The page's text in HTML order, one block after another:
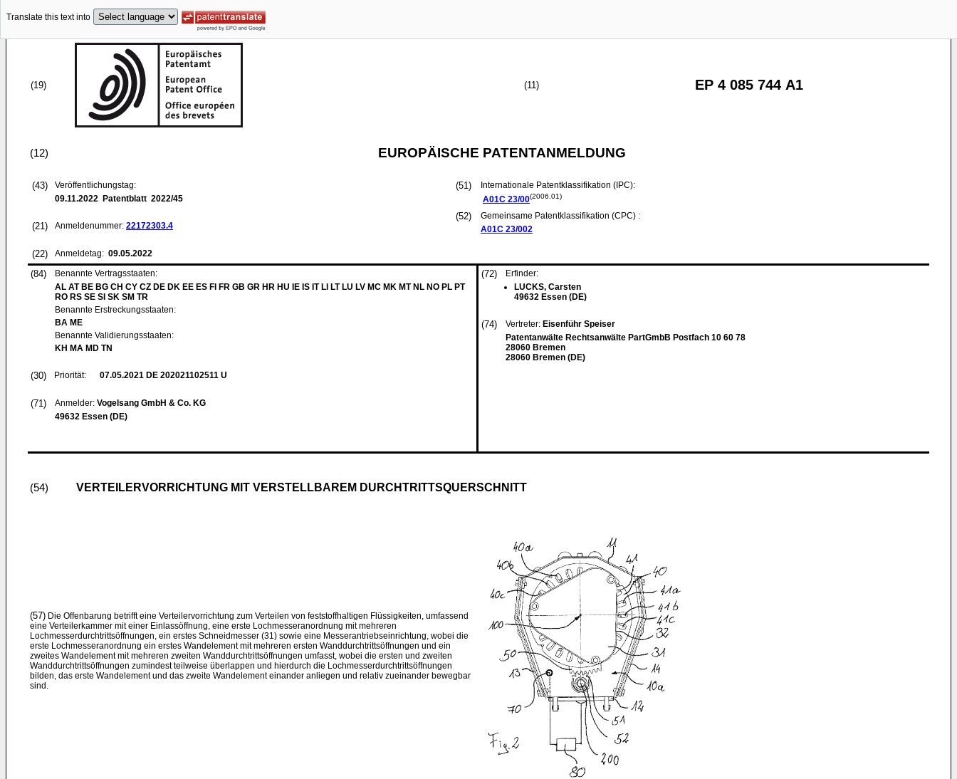
Translate this text into
(19) (11) EP 4 085 744 A1
(12) EUROPÄISCHE PATENTANMELDUNG
(43)
Veröffentlichungstag:
09.11.2022 Patentblatt 2022/45
(21) Anmeldenummer: 22172303.4
(22) Anmeldetag: 09.05.2022
(51)
Internationale Patentklassifikation (IPC):
A01C 23/00(2006.01)
(52)
Gemeinsame Patentklassifikation (CPC) :
A01C 23/002
(84)
Benannte Vertragsstaaten:
AL AT BE BG CH CY CZ DE DK EE ES FI FR GB GR HR HU IE IS IT LI LT LU LV MC MK MT NL NO PL PT
RO RS SE SI SK SM TR
Benannte Erstreckungsstaaten:
BA ME
Benannte Validierungsstaaten:
KH MA MD TN
(30) Priorität: 07.05.2021 DE 202021102511 U
(71) Anmelder: Vogelsang GmbH & Co. KG
49632 Essen (DE)
(72)
Erfinder:
LUCKS, Carsten
49632 Essen (DE)
(74) Vertreter: Eisenführ Speiser
Patentanwälte Rechtsanwälte PartGmbB Postfach 10 60 78
28060 Bremen
28060 Bremen (DE)
(54) VERTEILERVORRICHTUNG MIT VERSTELLBAREM DURCHTRITTSQUERSCHNITT
(57) Die Offenbarung betrifft eine Verteilervorrichtung zum Verteilen von feststoffhaltigen Flüssigkeiten, umfassend
eine Verteilerkammer mit einer Einlassöffnung, eine erste Lochmesseranordnung mit mehreren
Lochmesserdurchtrittsöffnungen, ein erstes Schneidmesser (31) sowie eine Messerantriebseinrichtung, wobei die
erste Lochmesseranordnung ein erstes Wandelement mit mehreren ersten Wanddurchtrittsöffnungen und ein
zweites Wandelement mit mehreren zweiten Wanddurchtrittsöffnungen umfasst, wobei die ersten und zweiten
Wanddurchtrittsöffnungen zumindest teilweise überlappen und hierdurch die Lochmesserdurchtrittsöffnungen
bilden, das erste Wandelement und das zweite Wandelement einander anliegen und relativ zueinander bewegbar
sind.